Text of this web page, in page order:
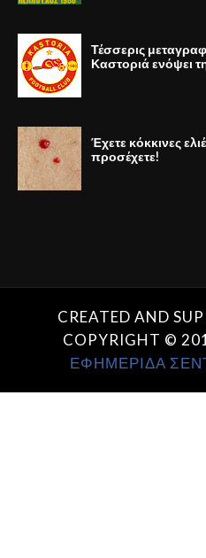
Τέσσερις
Καστοριά ενόψει
Έχετε κόκκινες
προσέχετε!
CREATED AND
COPYRIGHT ©
ΕΦΗΜΕΡΙΔΑ